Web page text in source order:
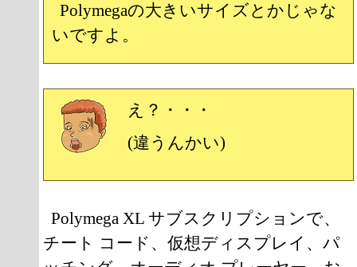
Polymegaの大きいサイズとかじゃな
いですよ。
え？・・・
(違うんかい)
Polymega XL サブスクリプションで、
チート コード、仮想ディスプレイ、パ